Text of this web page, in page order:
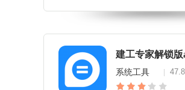
游戏分类或搜索关键词，快速找
2.提供一键下载和安装功能
建工专家解锁版
系统工具